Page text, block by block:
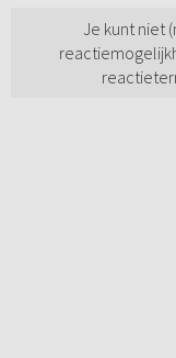
Je kunt niet